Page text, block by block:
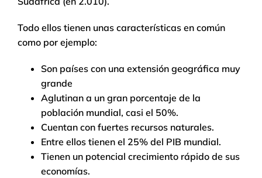
Todo ellos tienen unas características en común
como por ejemplo:
Son países con una extensión geográfica muy
grande
Aglutinan a un gran porcentaje de la
población mundial, casi el 50%.
Cuentan con fuertes recursos naturales.
Entre ellos tienen el 25% del PIB mundial.
Tienen un potencial crecimiento rápido de sus
economías.